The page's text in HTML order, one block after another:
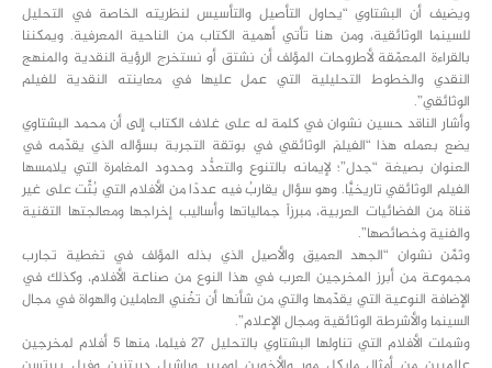
ويضيف أن البشتاوي “يحاول التأصيل والتأسيس لنظريته الخاصة في التحليل
للسينما الوثائقية، ومن هنا تأتي أهمية الكتاب من الناحية المعرفية. ويمكننا
بالقراءة المعمّقة لأطروحات المؤلف أن نشتق أو نستخرج الرؤية النقدية والمنهج
النقدي والخطوط التحليلية التي عمل عليها في معاينته النقدية للفيلم
الوثائقي”.
وأشار الناقد حسين نشوان في كلمة له على غلاف الكتاب إلى أن محمد البشتاوي
يضع بعمله هذا “الفيلمَ الوثائقي في بوتقة التجربة بسؤاله الذي يقدّمه في
العنوان بصيغة “جدل”؛ لإيمانه بالتنوع والتعدُّد وحدود المغامرة التي يلامسها
الفيلم الوثائقي تاريخيًّا. وهو سؤال يقاربُ فيه عددًا من الأفلام التي بُثَّت على غير
قناة من الفضائيات العربية، مبرزاً جمالياتها وأساليب إخراجها ومعالجتها التقنية
والفنية وخصائصها”.
وثمَّن نشوان “الجهد العميق والأصيل الذي بذله المؤلف في تغطية تجارب
مجموعة من أبرز المخرجين العرب في هذا النوع من صناعة الأفلام، وكذلك في
الإضافة النوعية التي يقدّمها والتي من شأنها أن تغْني العاملين والهواة في مجال
السينما والأشرطة الوثائقية ومجال الإعلام”.
وشملت الأفلام التي تناولها البشتاوي بالتحليل 27 فيلما، منها 5 أفلام لمخرجين